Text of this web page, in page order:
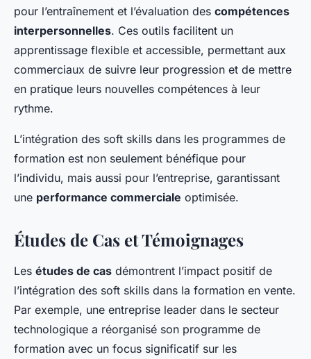
pour l’entraînement et l’évaluation des compétences
interpersonnelles. Ces outils facilitent un
apprentissage flexible et accessible, permettant aux
commerciaux de suivre leur progression et de mettre
en pratique leurs nouvelles compétences à leur
rythme.
L’intégration des soft skills dans les programmes de
formation est non seulement bénéfique pour
l’individu, mais aussi pour l’entreprise, garantissant
une performance commerciale optimisée.
Études de Cas et Témoignages
Les études de cas démontrent l’impact positif de
l’intégration des soft skills dans la formation en vente.
Par exemple, une entreprise leader dans le secteur
technologique a réorganisé son programme de
formation avec un focus significatif sur les